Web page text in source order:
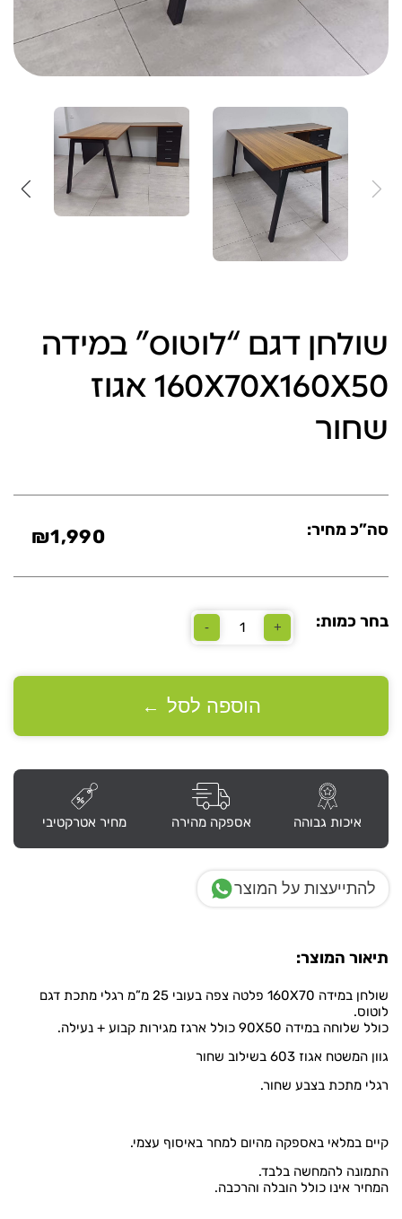
שולחן דגם “לוטוס” במידה
160X70X160X50 אגוז
שחור
סה”כ מחיר: ₪1,990
בחר כמות: +
כמות
“לוטוס”
במידה
-
הוספה לסל ←
איכות גבוהה אספקה מהירה מחיר אטרקטיבי
להתייעצות על המוצר
תיאור המוצר:
שולחן במידה 160X70 פלטה צפה בעובי 25 מ”מ רגלי מתכת דגם
לוטוס.
כולל שלוחה במידה 90X50 כולל ארגז מגירות קבוע + נעילה.
גוון המשטח אגוז 603 בשילוב שחור
רגלי מתכת בצבע שחור.
קיים במלאי באספקה מהיום למחר באיסוף עצמי.
התמונה להמחשה בלבד.
המחיר אינו כולל הובלה והרכבה.